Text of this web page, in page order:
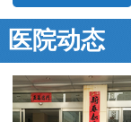
医院动态